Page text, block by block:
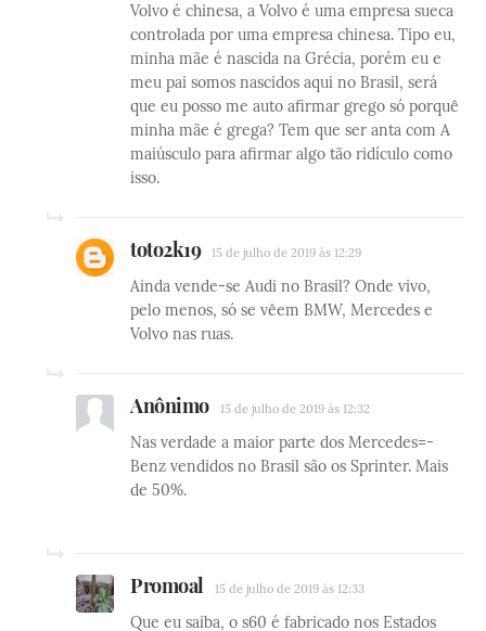
Volvo é chinesa, a Volvo é uma empresa sueca
controlada por uma empresa chinesa. Tipo eu,
minha mãe é nascida na Grécia, porém eu e
meu pai somos nascidos aqui no Brasil, será
que eu posso me auto afirmar grego só porquê
minha mãe é grega? Tem que ser anta com A
maiúsculo para afirmar algo tão ridículo como
isso.
toto2k19 15 de julho de 2019 às 12:29
Ainda vende-se Audi no Brasil? Onde vivo,
pelo menos, só se vêem BMW, Mercedes e
Volvo nas ruas.
Anônimo 15 de julho de 2019 às 12:32
Nas verdade a maior parte dos Mercedes=-
Benz vendidos no Brasil são os Sprinter. Mais
de 50%.
Promoal 15 de julho de 2019 às 12:33
Que eu saiba, o s60 é fabricado nos Estados